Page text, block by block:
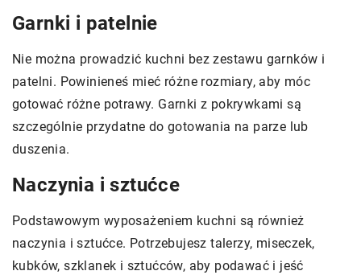
Garnki i patelnie
Nie można prowadzić kuchni bez zestawu garnków i
patelni. Powinieneś mieć różne rozmiary, aby móc
gotować różne potrawy. Garnki z pokrywkami są
szczególnie przydatne do gotowania na parze lub
duszenia.
Naczynia i sztućce
Podstawowym wyposażeniem kuchni są również
naczynia i sztućce. Potrzebujesz talerzy, miseczek,
kubków, szklanek i sztućców, aby podawać i jeść